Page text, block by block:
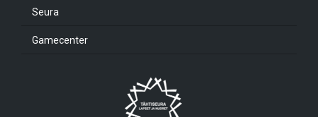
Seura
Gamecenter